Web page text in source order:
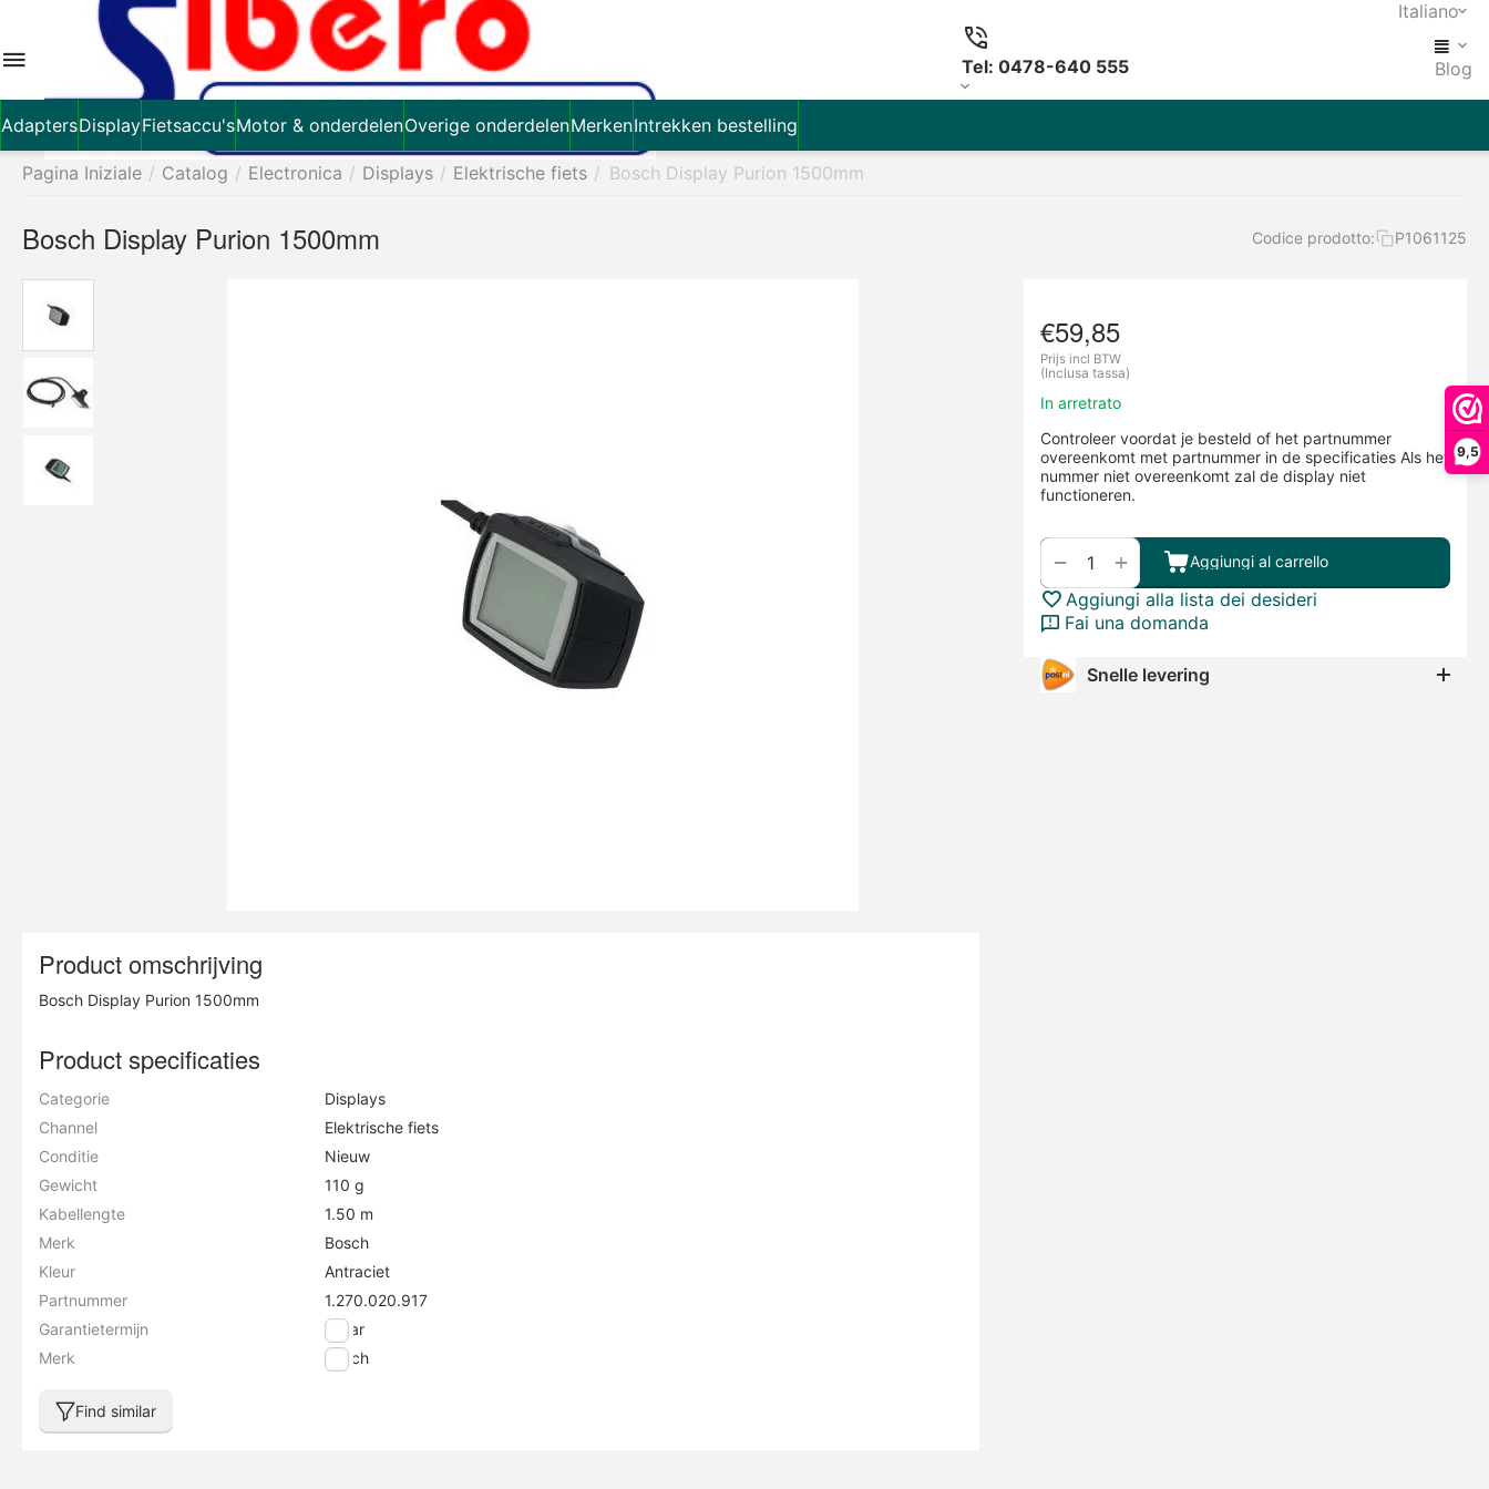
9,5
Italiano
Tel: 0478-640 555 Blog
AdaptersDisplayFietsaccu'sMotor & onderdelenOverige onderdelenMerkenIntrekken bestelling
Pagina Iniziale / Catalog / Electronica / Displays / Elektrische fiets / Bosch Display Purion 1500mm
Bosch Display Purion 1500mm Codice prodotto: P1061125
€59,85
Prijs incl BTW
(Inclusa tassa)
In arretrato
Controleer voordat je besteld of het partnummer
overeenkomt met partnummer in de specificaties Als het
nummer niet overeenkomt zal de display niet
functioneren.
+
− Aggiungi al carrello
Aggiungi alla lista dei desideri
Fai una domanda
Snelle levering
Product omschrijving
Bosch Display Purion 1500mm
Product specificaties
Categorie
Displays
Channel
Elektrische fiets
Conditie
Nieuw
Gewicht
110 g
Kabellengte
1.50 m
Merk
Bosch
Kleur
Antraciet
Partnummer
1.270.020.917
Garantietermijn
2 jaar
Merk
Bosch
Find similar